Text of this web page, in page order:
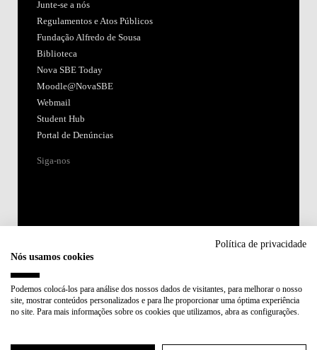
Junte-se a nós
Regulamentos e Atos Públicos
Fundação Alfredo de Sousa
Biblioteca
Nova SBE Today
Moodle@NovaSBE
Webmail
Student Hub
Portal de Denúncias
Siga-nos
Membro de:
Política de privacidade
Nós usamos cookies
Podemos colocá-los para análise dos nossos dados de visitantes, para melhorar o nosso
site, mostrar conteúdos personalizados e para lhe proporcionar uma óptima experiência
no site. Para mais informações sobre os cookies que utilizamos, abra as configurações.